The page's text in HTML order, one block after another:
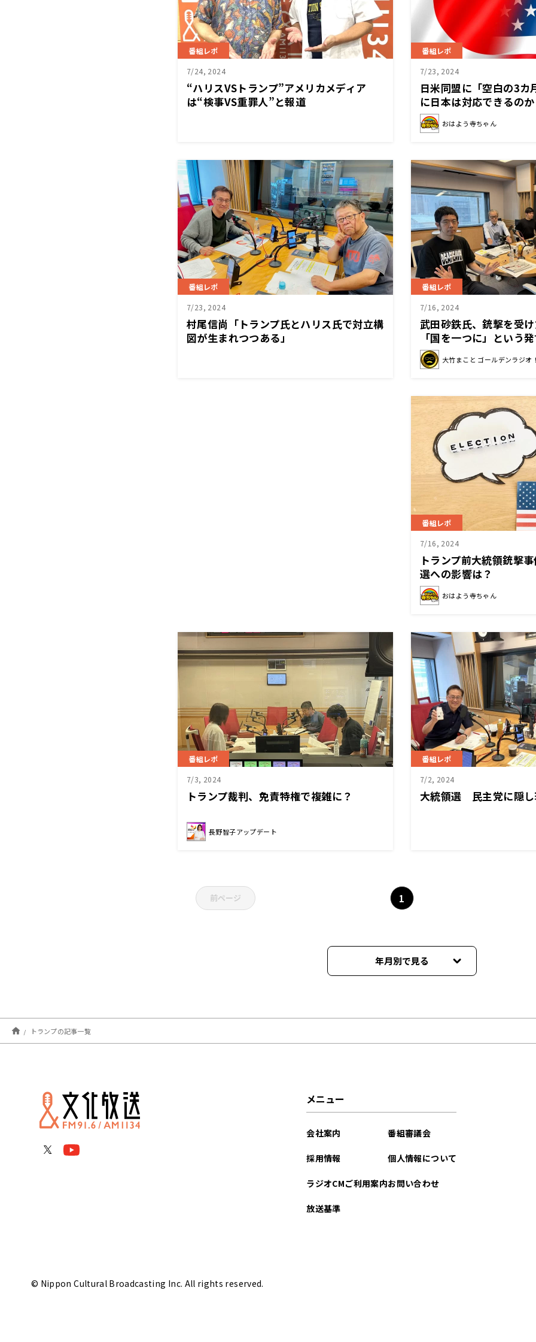
番組レポ
7/24, 2024
“ハリスVSトランプ”アメリカメディア
は“検事VS重罪人”と報道
番組レポ
7/23, 2024
日米同盟に「空白の3カ
に日本は対応できるの
おはよう寺ちゃん
番組レポ
7/23, 2024
村尾信尚「トランプ氏とハリス氏で対立構
図が生まれつつある」
番組レポ
7/16, 2024
武田砂鉄氏、銃撃を受
「国を一つに」という
る
大竹まこと ゴールデンラジオ
番組レポ
7/16, 2024
トランプ前大統領銃撃
選への影響は？
おはよう寺ちゃん
番組レポ
7/3, 2024
トランプ裁判、免責特権で複雑に？
長野智子アップデート
番組レポ
7/2, 2024
大統領選 民主党に隠し
前ページ 1
年月別で見る
2026年02月
2026年01月
トランプの記事一覧
メニュー
会社案内
採用情報
ラジオCMご利用案内
放送基準
番組審議会
個人情報について
お問い合わせ
© Nippon Cultural Broadcasting Inc. All rights reserved.